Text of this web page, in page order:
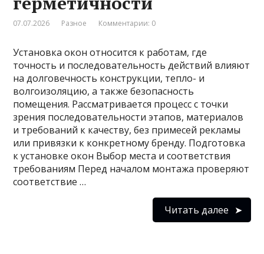
07.07.2026 Разное Комментарии: 0
Установка окон относится к работам, где
точность и последовательность действий влияют
на долговечность конструкции, тепло- и
волгоизоляцию, а также безопасность
помещения. Рассматривается процесс с точки
зрения последовательности этапов, материалов
и требований к качеству, без примесей рекламы
или привязки к конкретному бренду. Подготовка
к установке окон Выбор места и соответствия
требованиям Перед началом монтажа проверяют
соответствие …
Читать далее